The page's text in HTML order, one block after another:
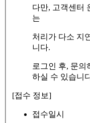
다만, 고객센터
는
처리가 다소 지
니다.
로그인 후, 문의
하실 수 있습니
[접수 정보]
접수일시